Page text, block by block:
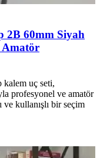
2B 60mm Siyah
Amatör
kalem uç seti,
profesyonel ve amatör
ve kullanışlı bir seçim